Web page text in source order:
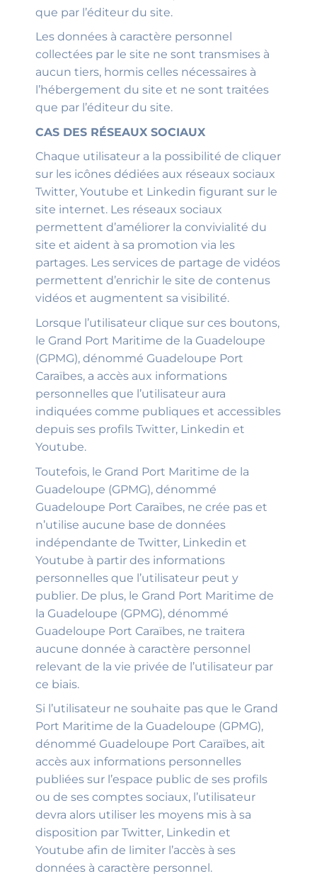
que par l’éditeur du site.
Les données à caractère personnel
collectées par le site ne sont transmises à
aucun tiers, hormis celles nécessaires à
l’hébergement du site et ne sont traitées
que par l’éditeur du site.
CAS DES RÉSEAUX SOCIAUX
Chaque utilisateur a la possibilité de cliquer
sur les icônes dédiées aux réseaux sociaux
Twitter, Youtube et Linkedin figurant sur le
site internet. Les réseaux sociaux
permettent d’améliorer la convivialité du
site et aident à sa promotion via les
partages. Les services de partage de vidéos
permettent d’enrichir le site de contenus
vidéos et augmentent sa visibilité.
Lorsque l’utilisateur clique sur ces boutons,
le Grand Port Maritime de la Guadeloupe
(GPMG), dénommé Guadeloupe Port
Caraïbes, a accès aux informations
personnelles que l’utilisateur aura
indiquées comme publiques et accessibles
depuis ses profils Twitter, Linkedin et
Youtube.
Toutefois, le Grand Port Maritime de la
Guadeloupe (GPMG), dénommé
Guadeloupe Port Caraïbes, ne crée pas et
n’utilise aucune base de données
indépendante de Twitter, Linkedin et
Youtube à partir des informations
personnelles que l’utilisateur peut y
publier. De plus, le Grand Port Maritime de
la Guadeloupe (GPMG), dénommé
Guadeloupe Port Caraïbes, ne traitera
aucune donnée à caractère personnel
relevant de la vie privée de l’utilisateur par
ce biais.
Si l’utilisateur ne souhaite pas que le Grand
Port Maritime de la Guadeloupe (GPMG),
dénommé Guadeloupe Port Caraïbes, ait
accès aux informations personnelles
publiées sur l’espace public de ses profils
ou de ses comptes sociaux, l’utilisateur
devra alors utiliser les moyens mis à sa
disposition par Twitter, Linkedin et
Youtube afin de limiter l’accès à ses
données à caractère personnel.